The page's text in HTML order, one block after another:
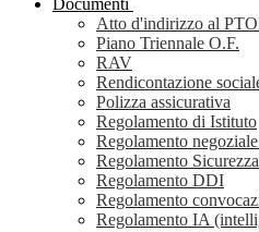
Documenti
Atto d'indirizzo al
Piano Triennale O.F.
RAV
Rendicontazione
Polizza assicurativa
Regolamento di Istituto
Regolamento
Regolamento Sicurezza
Regolamento DDI
Regolamento
Regolamento IA